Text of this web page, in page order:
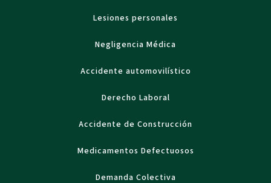
Lesiones personales
Negligencia Médica
Accidente automovilístico
Derecho Laboral
Accidente de Construcción
Medicamentos Defectuosos
Demanda Colectiva